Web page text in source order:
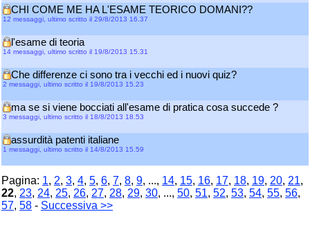
CHI COME ME HA L'ESAME TEORICO DOMANI??
12 messaggi, ultimo scritto il 29/8/2013 16.37
l'esame di teoria
14 messaggi, ultimo scritto il 19/8/2013 15.31
Che differenze ci sono tra i vecchi ed i nuovi quiz?
2 messaggi, ultimo scritto il 19/8/2013 15.23
ma se si viene bocciati all'esame di pratica cosa succede ?
3 messaggi, ultimo scritto il 18/8/2013 18.53
assurdità patenti italiane
1 messaggi, ultimo scritto il 14/8/2013 15.59
Pagina: 1, 2, 3, 4, 5, 6, 7, 8, 9, ..., 14, 15, 16, 17, 18, 19, 20, 21,
22, 23, 24, 25, 26, 27, 28, 29, 30, ..., 50, 51, 52, 53, 54, 55, 56,
57, 58 - Successiva >>